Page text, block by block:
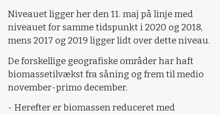
Niveauet ligger her den 11. maj på linje med
niveauet for samme tidspunkt i 2020 og 2018,
mens 2017 og 2019 ligger lidt over dette niveau.
De forskellige geografiske områder har haft
biomassetilvækst fra såning og frem til medio
november-primo december.
- Herefter er biomassen reduceret med